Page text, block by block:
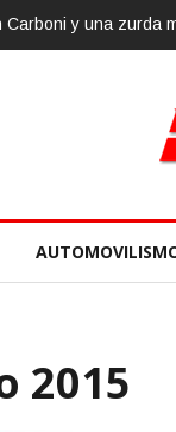
noviembre
2015